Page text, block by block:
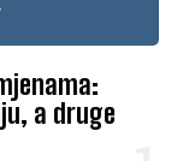
a druge